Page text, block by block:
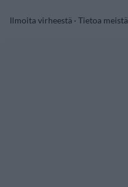
Ilmoita virheestä · Tietoa meistä